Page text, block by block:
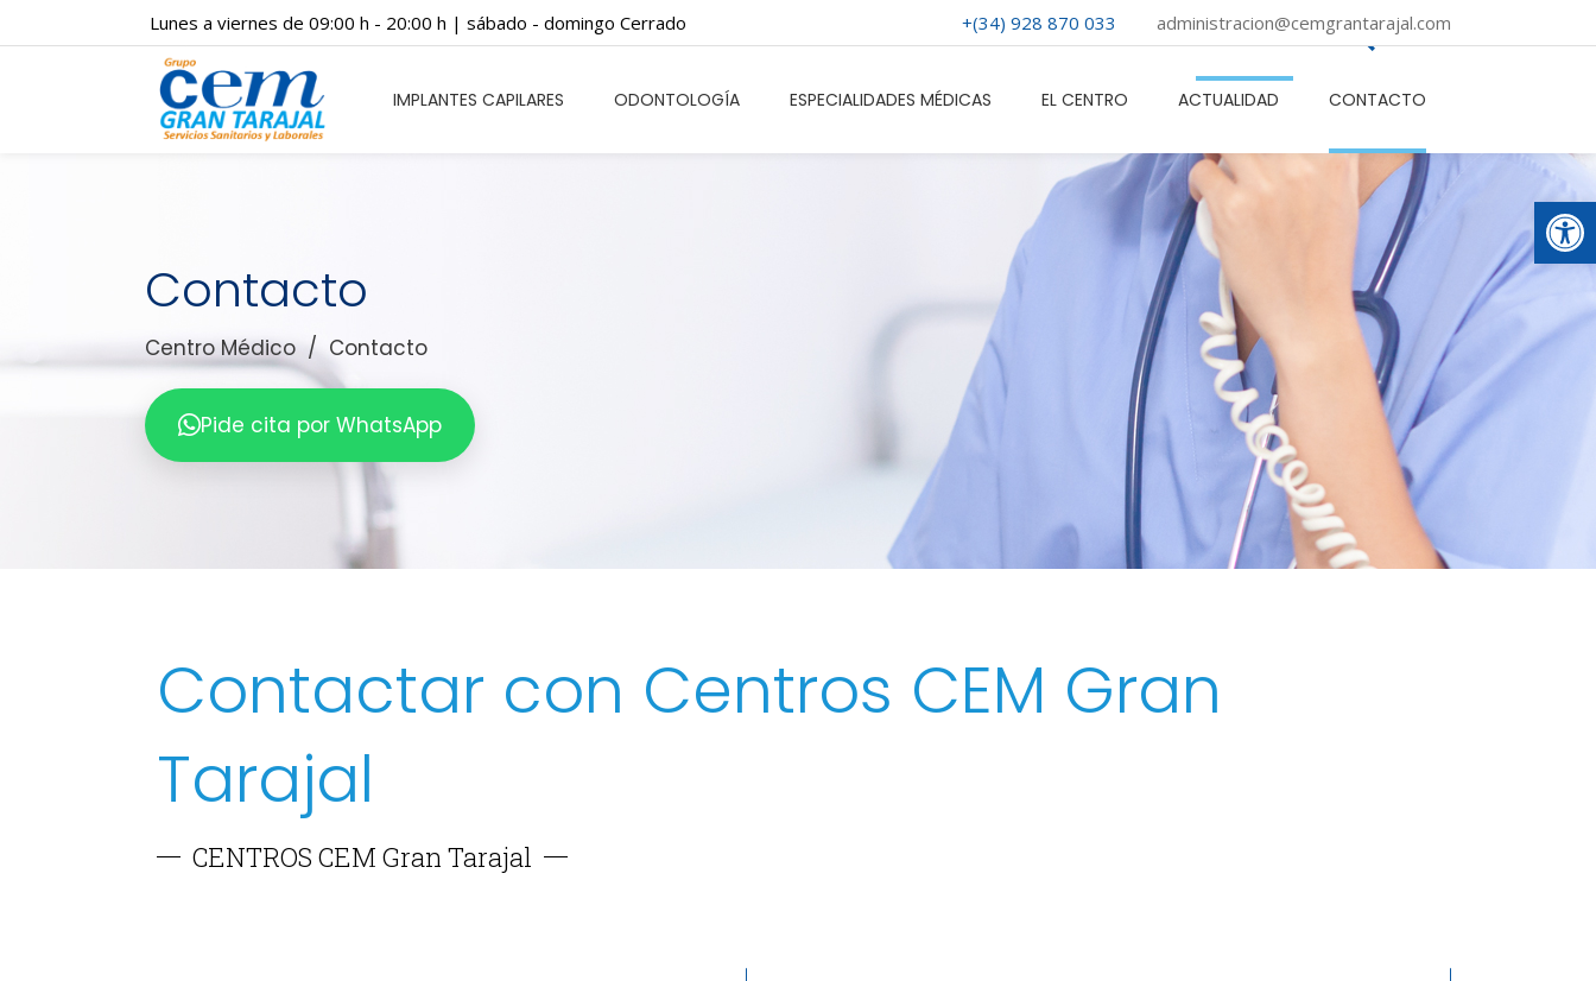
Lunes a viernes de 09:00 h - 20:00 h | sábado - domingo Cerrado +(34) 928 870 033 administracion@cemgrantarajal.com
IMPLANTES CAPILARES ODONTOLOGÍA ESPECIALIDADES MÉDICAS EL CENTRO ACTUALIDAD CONTACTO
IMPLANTES CAPILARES ODONTOLOGÍA ESPECIALIDADES MÉDICAS EL CENTRO ACTUALIDAD CONTACTO
Contacto
Centro Médico / Contacto
Pide cita por WhatsApp
Contactar con Centros CEM Gran
Tarajal
CENTROS CEM Gran Tarajal